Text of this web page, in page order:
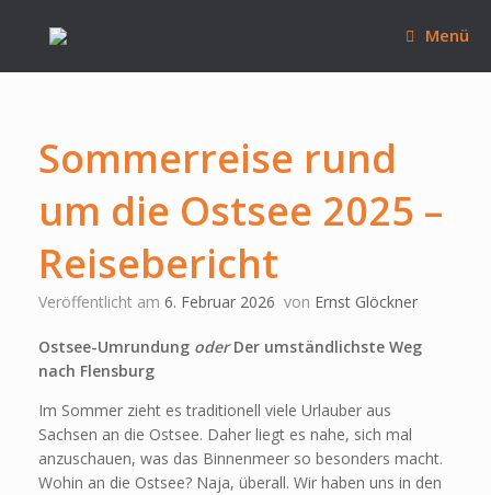
springen
Menü
Sommerreise rund
um die Ostsee 2025 –
Reisebericht
Veröffentlicht am 6. Februar 2026 von Ernst Glöckner
Ostsee-Umrundung oderDer umständlichste Weg
nach Flensburg
Im Sommer zieht es traditionell viele Urlauber aus
Sachsen an die Ostsee. Daher liegt es nahe, sich mal
anzuschauen, was das Binnenmeer so besonders macht.
Wohin an die Ostsee? Naja, überall. Wir haben uns in den